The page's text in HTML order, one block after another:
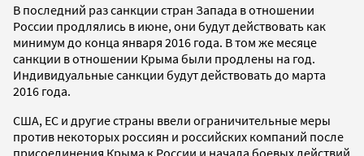
В последний раз санкции стран Запада в отношении
России продлялись в июне, они будут действовать как
минимум до конца января 2016 года. В том же месяце
санкции в отношении Крыма были продлены на год.
Индивидуальные санкции будут действовать до марта
2016 года.
США, ЕС и другие страны ввели ограничительные меры
против некоторых россиян и российских компаний после
присоединения Крыма к России и начала боевых действий